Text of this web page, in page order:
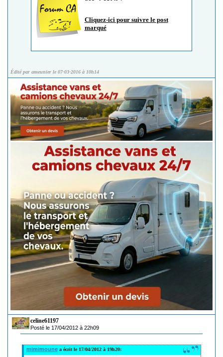
Cliquez-ici pour suivre le post
marqué
Édité par ameunier le 07-03-2016 à 10h14
celine61197
Posté le 17/04/2012 à 22h09
mimimoune a écrit le 17/04/2012 à 19h20: